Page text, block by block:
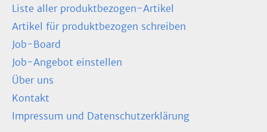
Liste aller produktbezogen-Artikel
Artikel für produktbezogen schreiben
Job-Board
Job-Angebot einstellen
Über uns
Kontakt
Impressum und Datenschutzerklärung